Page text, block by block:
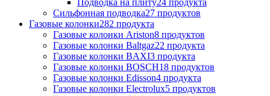
Подводка на плиту24 продукта
Сильфонная подводка27 продуктов
Газовые колонки282 продукта
Газовые колонки Ariston8 продуктов
Газовые колонки Baltgaz22 продукта
Газовые колонки BAXI3 продукта
Газовые колонки BOSCH18 продуктов
Газовые колонки Edisson4 продукта
Газовые колонки Electrolux5 продуктов